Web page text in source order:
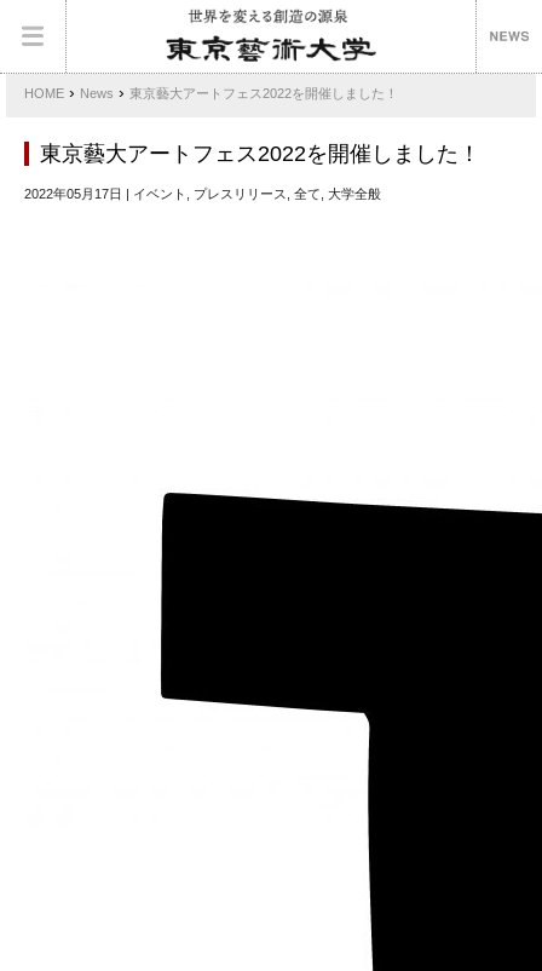
HOME › News › 東京藝大アートフェス2022を開催しました！
東京藝大アートフェス2022を開催しました！
2022年05月17日 | イベント, プレスリリース, 全て, 大学全般